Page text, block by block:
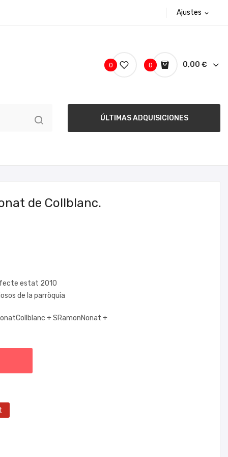
Ajustes expand_more
0 0,00 €
0
ÚLTIMAS ADQUISICIONES
de Collblanc.
estat 2010
de la parròquia
+SRamonNonat +